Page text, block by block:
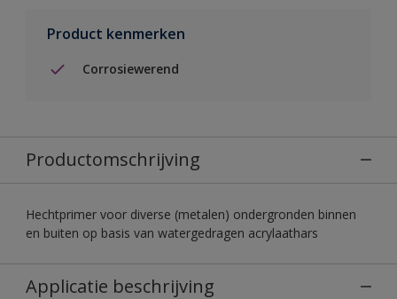
Product kenmerken
Corrosiewerend
Productomschrijving
Hechtprimer voor diverse (metalen) ondergronden binnen
en buiten op basis van watergedragen acrylaathars
Applicatie beschrijving